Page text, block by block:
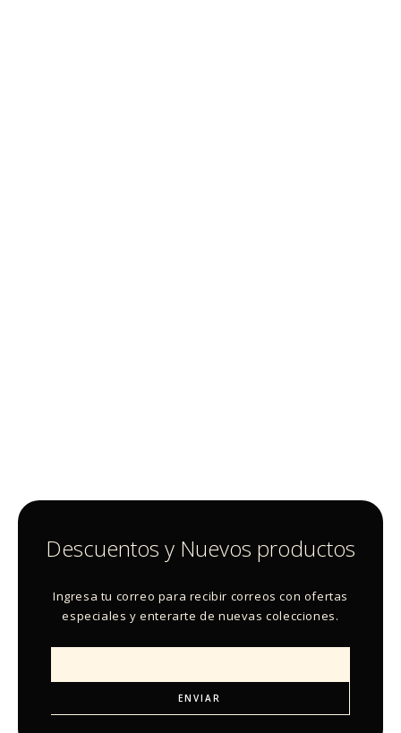
Descuentos y Nuevos productos
Ingresa tu correo para recibir correos con ofertas
especiales y enterarte de nuevas colecciones.